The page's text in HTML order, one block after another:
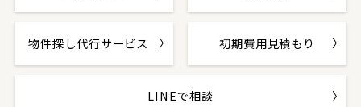
物件探し代行サービス 初期費用見積もり
LINEで相談